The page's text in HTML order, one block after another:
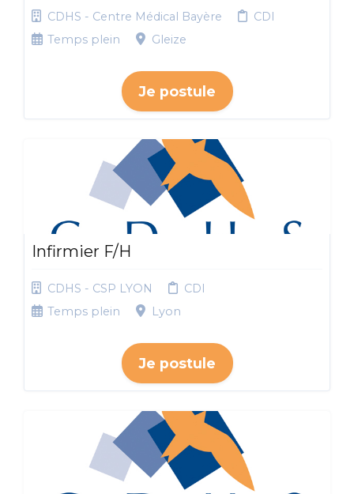
CDHS - Centre Médical Bayère
CDI
Temps plein
Gleize
Je postule
Infirmier F/H
CDHS - CSP LYON
CDI
Temps plein
Lyon
Je postule